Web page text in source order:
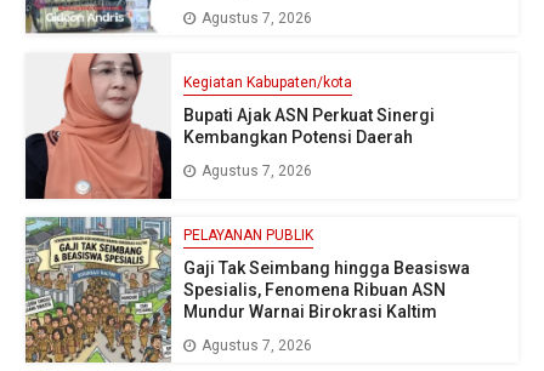
Agustus 7, 2026
Kegiatan Kabupaten/kota
Bupati Ajak ASN Perkuat Sinergi
Kembangkan Potensi Daerah
Agustus 7, 2026
PELAYANAN PUBLIK
Gaji Tak Seimbang hingga Beasiswa
Spesialis, Fenomena Ribuan ASN
Mundur Warnai Birokrasi Kaltim
Agustus 7, 2026